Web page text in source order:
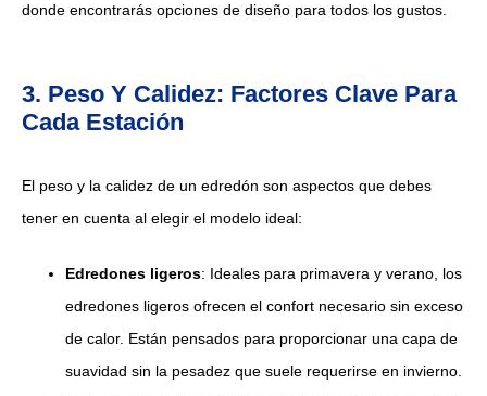
donde encontrarás opciones de diseño para todos los gustos.
3. Peso Y Calidez: Factores Clave Para
Cada Estación
El peso y la calidez de un edredón son aspectos que debes
tener en cuenta al elegir el modelo ideal:
Edredones ligeros: Ideales para primavera y verano, los
edredones ligeros ofrecen el confort necesario sin exceso
de calor. Están pensados para proporcionar una capa de
suavidad sin la pesadez que suele requerirse en invierno.